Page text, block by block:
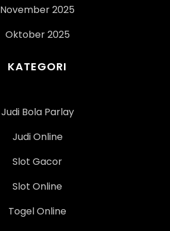
November 2025
Oktober 2025
KATEGORI
Judi Bola Parlay
Judi Online
Slot Gacor
Slot Online
Togel Online